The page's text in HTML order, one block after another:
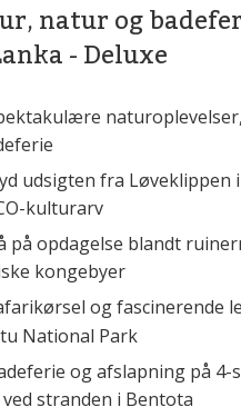
natur og
- Deluxe
udsigten fra Løveklippen
kulturarv
på opdagelse blandt
kongebyer
og fascinerende
National Park
og afslapning på 4-
stranden i Bentota